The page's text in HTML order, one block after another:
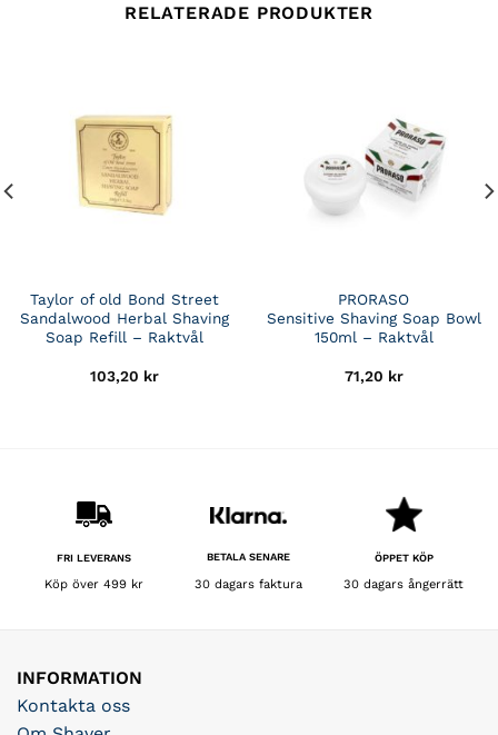
RELATERADE PRODUKTER
Taylor of old Bond Street
Sandalwood Herbal Shaving
Soap Refill – Raktvål
103,20 kr
PRORASO
Sensitive Shaving Soap Bowl
150ml – Raktvål
71,20 kr
FRI LEVERANS
Köp över 499 kr
BETALA SENARE
30 dagars faktura
ÖPPET KÖP
30 dagars ångerrätt
INFORMATION
Kontakta oss